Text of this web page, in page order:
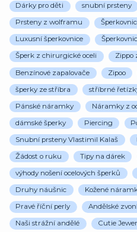
Dárky pro děti snubní prsteny
Prsteny z wolframu
Luxusní šperkovnice
Šperk z chirurgické oceli Zippo
Benzínové zapalovače Zipoo
šperky ze stříbra stříbrné
Pánské náramky Náramky z
dámské šperky Piercing
Snubní prsteny Vlastimil Kalaš
Žádost o ruku Tipy na dárek
výhody nošení ocelových šperků
Druhy náušnic Kožené
Pravé říční perly Andělské
Naši strážní andělé Cutie